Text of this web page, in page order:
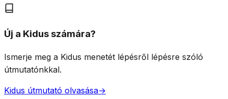
Új a Kidus számára?
Ismerje meg a Kidus menetét lépésről lépésre szóló
útmutatónkkal.
Kidus útmutató olvasása→